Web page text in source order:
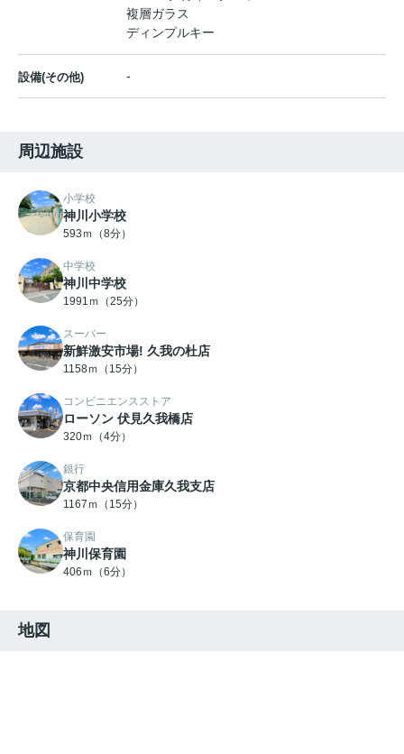
複層ガラス
ディンプルキー
設備(その他) -
周辺施設
小学校
神川小学校
593ｍ（8分）
中学校
神川中学校
1991ｍ（25分）
スーパー
新鮮激安市場! 久我の杜店
1158ｍ（15分）
コンビニエンスストア
ローソン 伏見久我橋店
320ｍ（4分）
銀行
京都中央信用金庫久我支店
1167ｍ（15分）
保育園
神川保育園
406ｍ（6分）
地図